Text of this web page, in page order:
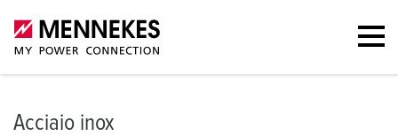
Acciaio inox